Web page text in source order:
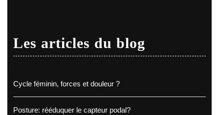
Les articles du blog
Cycle féminin, forces et douleur ?
Posture: rééduquer le capteur podal?